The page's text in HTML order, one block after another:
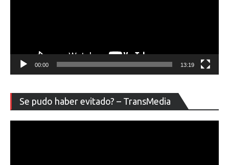
00:00 13:19
Se pudo haber evitado? – TransMedia
de